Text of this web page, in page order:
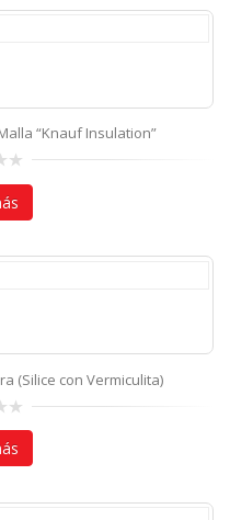
“Knauf Insulation”
(Silice con Vermiculita)